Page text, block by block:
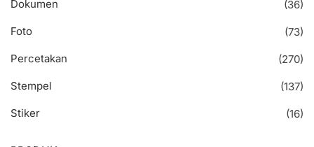
Dokumen
(36)
Foto
(73)
Percetakan
(270)
Stempel
(137)
Stiker
(16)